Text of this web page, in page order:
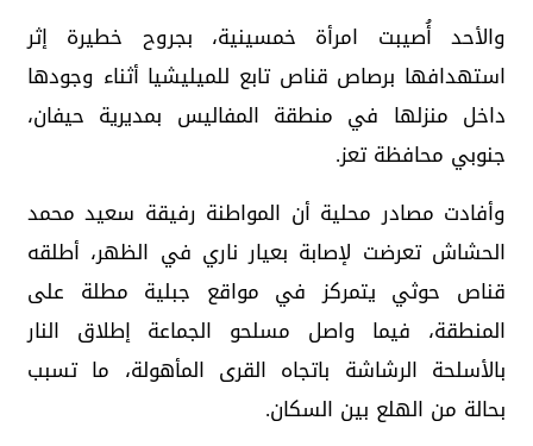
والأحد أُصيبت امرأة خمسينية، بجروح خطيرة إثر
استهدافها برصاص قناص تابع للميليشيا أثناء وجودها
داخل منزلها في منطقة المفاليس بمديرية حيفان،
جنوبي محافظة تعز.
وأفادت مصادر محلية أن المواطنة رفيقة سعيد محمد
الحشاش تعرضت لإصابة بعيار ناري في الظهر، أطلقه
قناص حوثي يتمركز في مواقع جبلية مطلة على
المنطقة، فيما واصل مسلحو الجماعة إطلاق النار
بالأسلحة الرشاشة باتجاه القرى المأهولة، ما تسبب
بحالة من الهلع بين السكان.